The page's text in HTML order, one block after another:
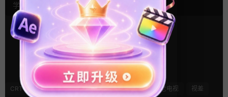
学习， 版权说明点此了解！
16 0
CRT VHS 图片素材 故障特效 电视 老电视
视差